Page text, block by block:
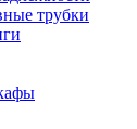
трубки